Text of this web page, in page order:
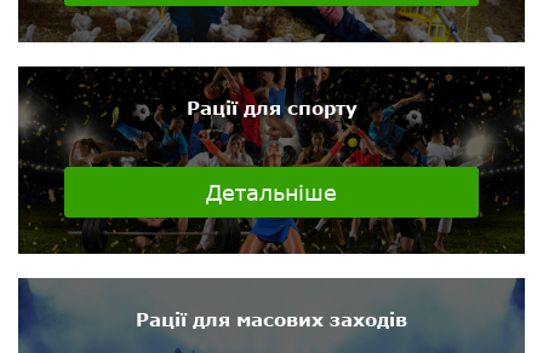
Рації для спорту
Детальніше
Рації для масових заходів